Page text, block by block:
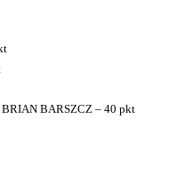
BARSZCZ – 40 pkt